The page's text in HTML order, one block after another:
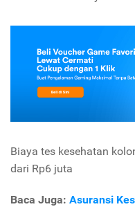
Biaya tes kesehatan
dari Rp6 juta
Baca Juga: Asuransi